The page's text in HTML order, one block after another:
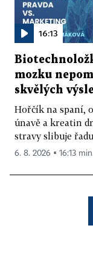
16:13
mozku
skvělých
Hořčík na spaní,
únavě a kreatin
stravy slibuje
6. 8. 2026 ▪ 16:13